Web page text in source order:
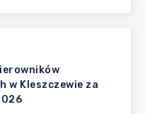
w Kleszczewie za